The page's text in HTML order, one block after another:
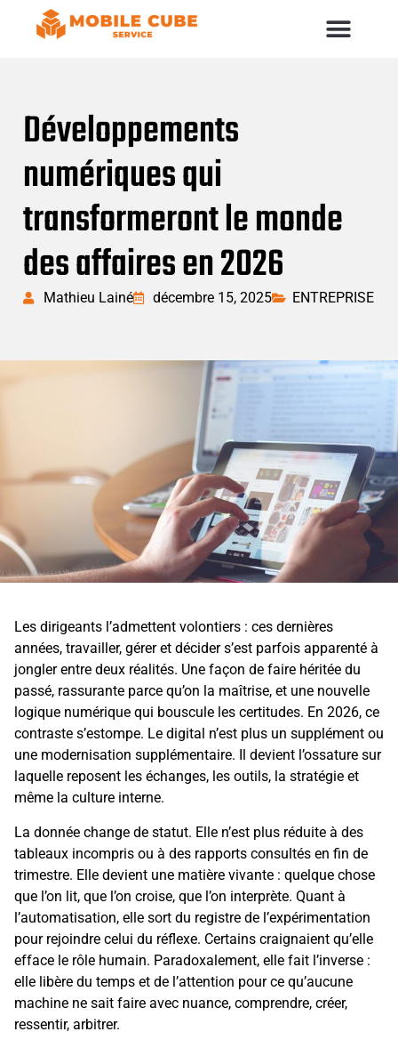
Développements
numériques qui
transformeront le monde
des affaires en 2026
Mathieu Lainé décembre 15, 2025 ENTREPRISE
Les dirigeants l’admettent volontiers : ces dernières
années, travailler, gérer et décider s’est parfois apparenté à
jongler entre deux réalités. Une façon de faire héritée du
passé, rassurante parce qu’on la maîtrise, et une nouvelle
logique numérique qui bouscule les certitudes. En 2026, ce
contraste s’estompe. Le digital n’est plus un supplément ou
une modernisation supplémentaire. Il devient l’ossature sur
laquelle reposent les échanges, les outils, la stratégie et
même la culture interne.
La donnée change de statut. Elle n’est plus réduite à des
tableaux incompris ou à des rapports consultés en fin de
trimestre. Elle devient une matière vivante : quelque chose
que l’on lit, que l’on croise, que l’on interprète. Quant à
l’automatisation, elle sort du registre de l’expérimentation
pour rejoindre celui du réflexe. Certains craignaient qu’elle
efface le rôle humain. Paradoxalement, elle fait l’inverse :
elle libère du temps et de l’attention pour ce qu’aucune
machine ne sait faire avec nuance, comprendre, créer,
ressentir, arbitrer.